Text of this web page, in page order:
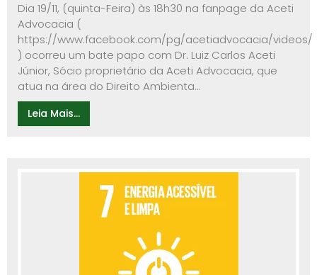
Dia 19/11, (quinta-Feira) às 18h30 na fanpage da Aceti
Advocacia (
https://www.facebook.com/pg/acetiadvocacia/videos/
) ocorreu um bate papo com Dr. Luiz Carlos Aceti
Júnior, Sócio proprietário da Aceti Advocacia, que
atua na área do Direito Ambienta...
Leia Mais...